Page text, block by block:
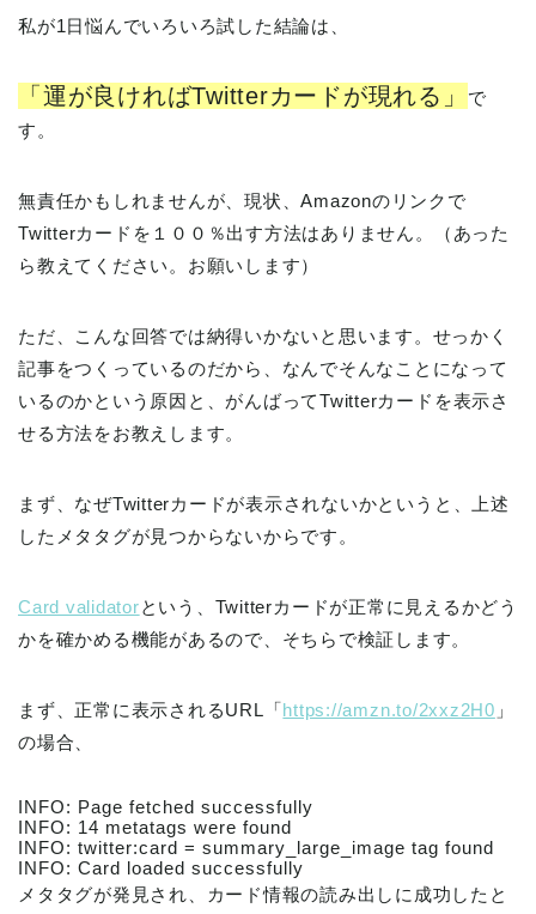
私が1日悩んでいろいろ試した結論は、
「運が良ければTwitterカードが現れる」
で
す。
無責任かもしれませんが、現状、Amazonのリンクで
Twitterカードを１００％出す方法はありません。（あった
ら教えてください。お願いします）
ただ、こんな回答では納得いかないと思います。せっかく
記事をつくっているのだから、なんでそんなことになって
いるのかという原因と、がんばってTwitterカードを表示さ
せる方法をお教えします。
まず、なぜTwitterカードが表示されないかというと、上述
したメタタグが見つからないからです。
Card validatorという、Twitterカードが正常に見えるかどう
かを確かめる機能があるので、そちらで検証します。
まず、正常に表示されるURL「https://amzn.to/2xxz2H0 」
の場合、
INFO: Page fetched successfully
INFO: 14 metatags were found
INFO: twitter:card = summary_large_image tag found
INFO: Card loaded successfully
メタタグが発見され、カード情報の読み出しに成功したと